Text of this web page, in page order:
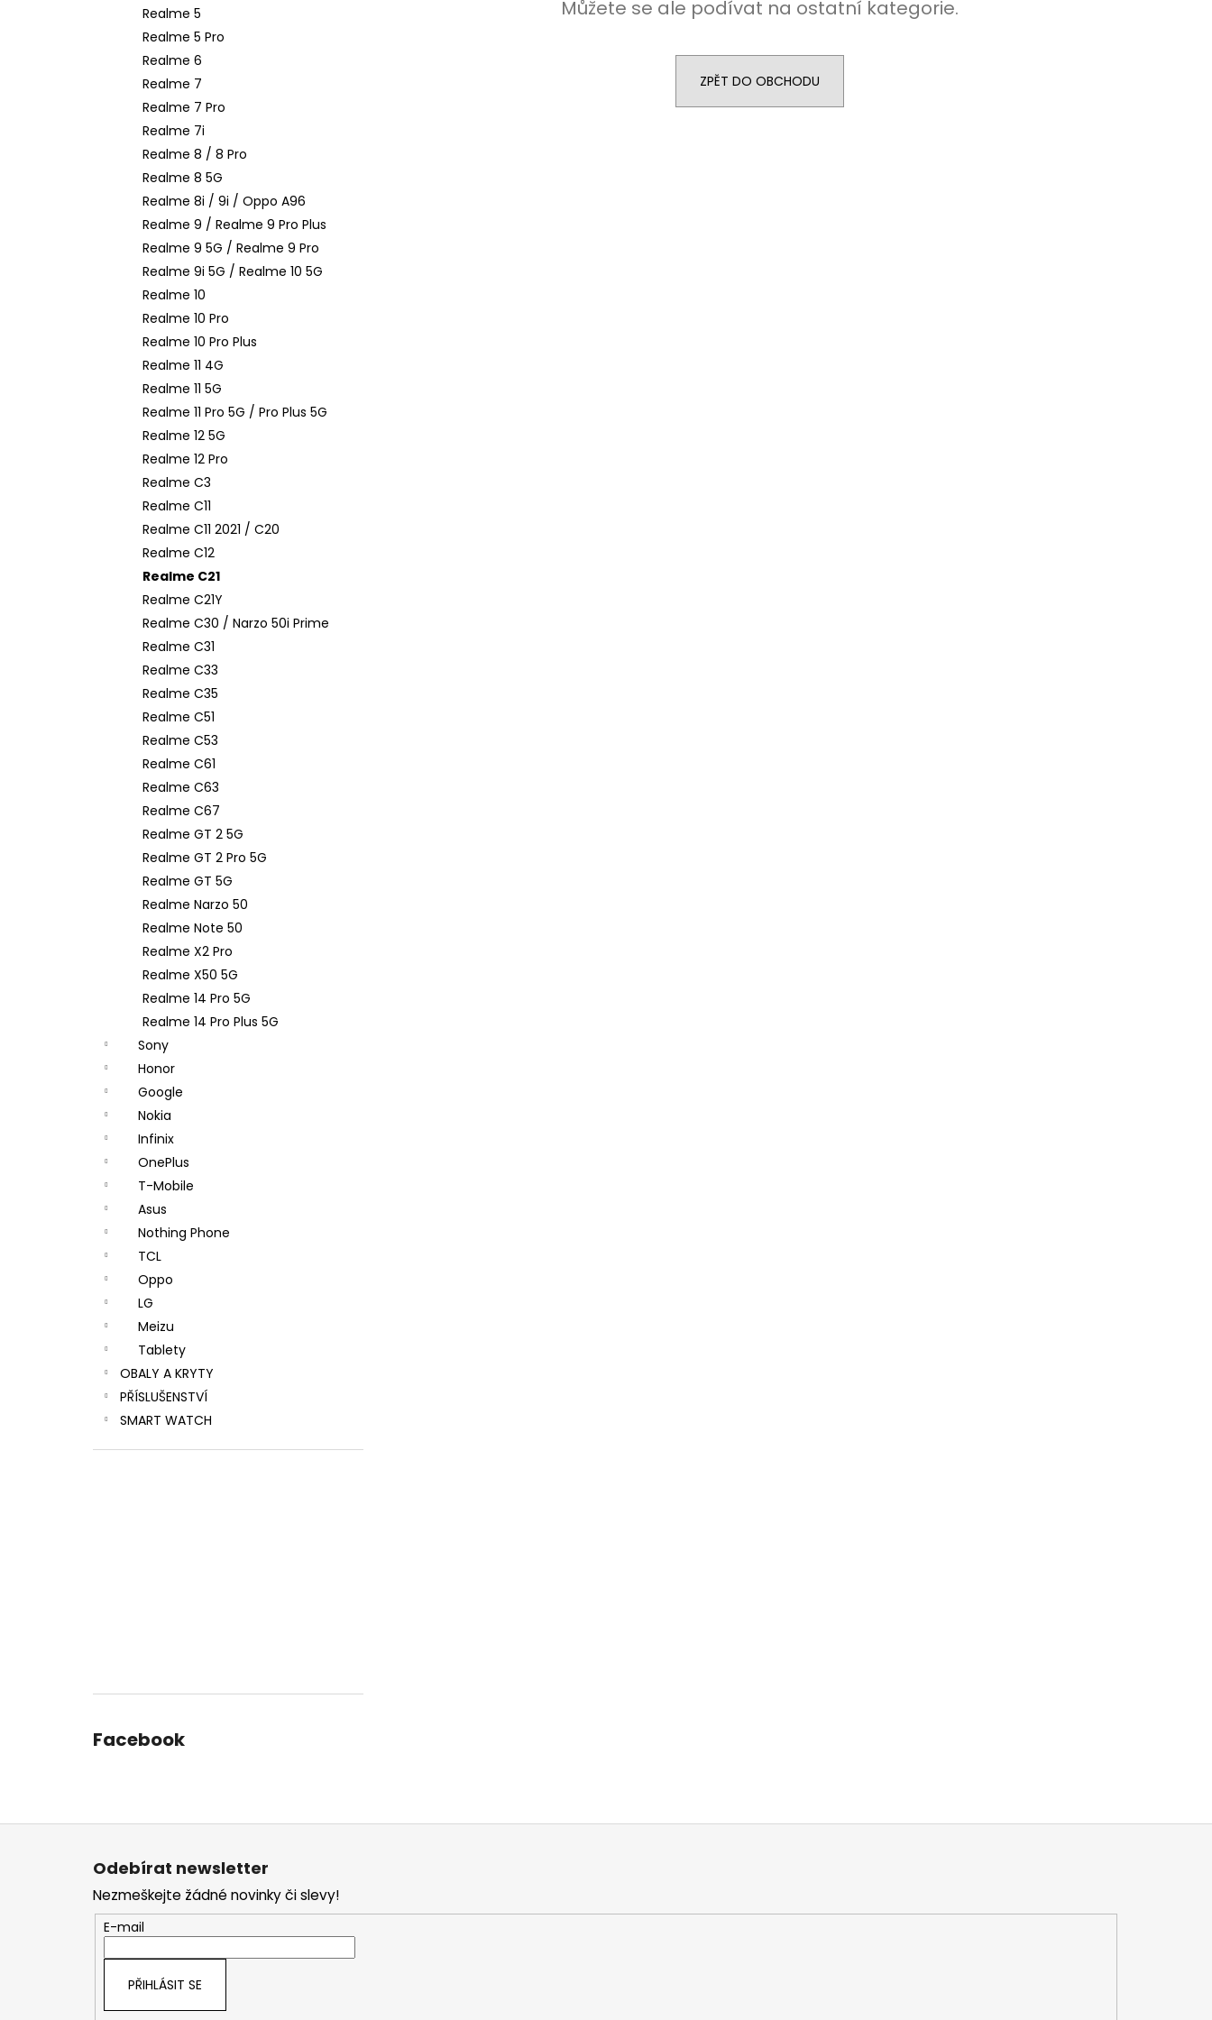
Realme 5
Realme 5 Pro
Realme 6
Realme 7
Realme 7 Pro
Realme 7i
Realme 8 / 8 Pro
Realme 8 5G
Realme 8i / 9i / Oppo A96
Realme 9 / Realme 9 Pro Plus
Realme 9 5G / Realme 9 Pro
Realme 9i 5G / Realme 10 5G
Realme 10
Realme 10 Pro
Realme 10 Pro Plus
Realme 11 4G
Realme 11 5G
Realme 11 Pro 5G / Pro Plus 5G
Realme 12 5G
Realme 12 Pro
Realme C3
Realme C11
Realme C11 2021 / C20
Realme C12
Realme C21
Realme C21Y
Realme C30 / Narzo 50i Prime
Realme C31
Realme C33
Realme C35
Realme C51
Realme C53
Realme C61
Realme C63
Realme C67
Realme GT 2 5G
Realme GT 2 Pro 5G
Realme GT 5G
Realme Narzo 50
Realme Note 50
Realme X2 Pro
Realme X50 5G
Realme 14 Pro 5G
Realme 14 Pro Plus 5G
Sony
Honor
Google
Nokia
Infinix
OnePlus
T-Mobile
Asus
Nothing Phone
TCL
Oppo
LG
Meizu
Tablety
OBALY A KRYTY
PŘÍSLUŠENSTVÍ
SMART WATCH
Facebook
Můžete se ale podívat na ostatní kategorie.
ZPĚT DO OBCHODU
Odebírat newsletter
Nezmeškejte žádné novinky či slevy!
E-mail
PŘIHLÁSIT SE